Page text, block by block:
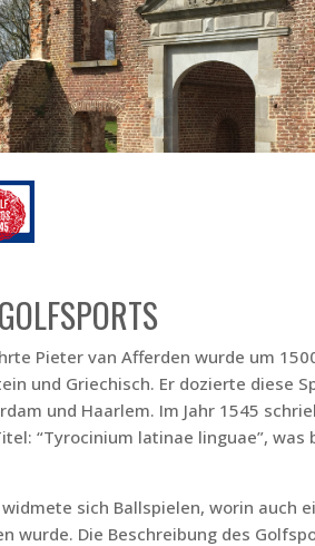
Pieter van Afferden wurde um
und Griechisch. Er dozierte diese
und Haarlem. Im Jahr 1545
“Tyrocinium latinae linguae”, was
sich Ballspielen, worin auch
wurde. Die Beschreibung des